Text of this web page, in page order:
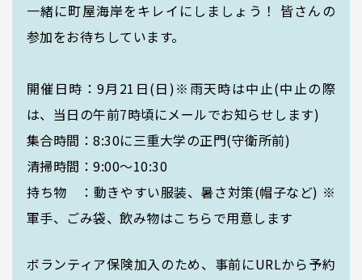
実験廃液等
EGC学生委員会
町屋海岸清掃
一緒に町屋海岸をキレイにしましょう！ 皆さんの
参加をお待ちしています。
開催日時：9月21日(日)※雨天時は中止(中止の際
は、当日の午前7時頃にメールでお知らせします)
集合時間：8:30に三重大学の正門(守衛所前)
清掃時間：9:00～10:30
持ち物 ：動きやすい服装、暑さ対策(帽子など) ※
軍手、ごみ袋、飲み物はこちらで用意します
ボランティア保険加入のため、事前にURLから予約